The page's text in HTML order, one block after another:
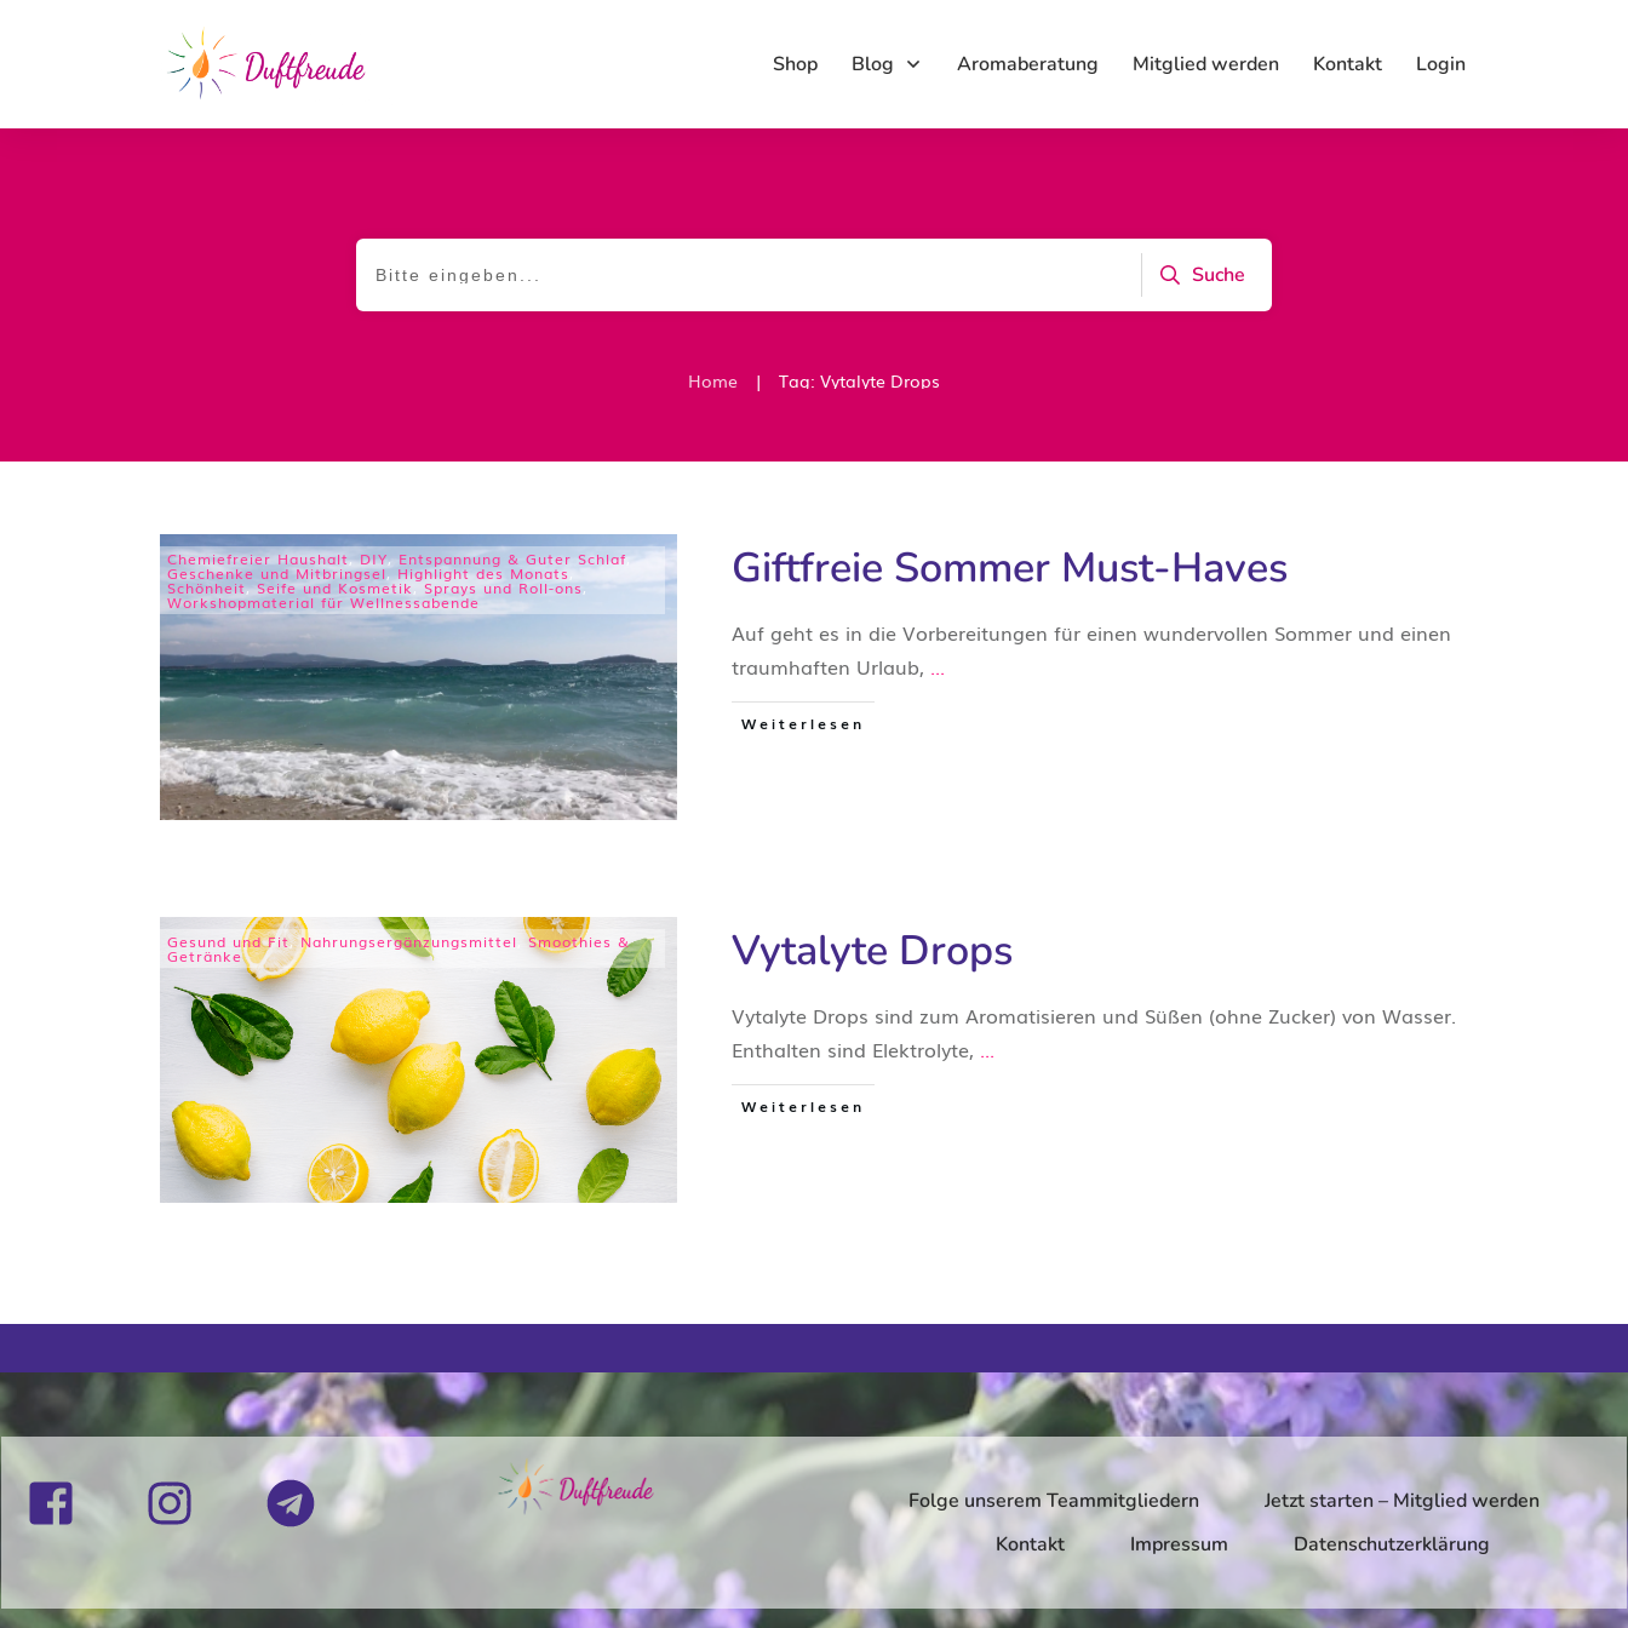
Shop Blog Aromaberatung Mitglied werden Kontakt Login
Suche
Home | Tag: Vytalyte Drops
Chemiefreier Haushalt,DIY,Entspannung & Guter Schlaf,
Geschenke und Mitbringsel, Highlight des Monats,
Schönheit,Seife und Kosmetik,Sprays und Roll-ons,
Workshopmaterial für Wellnessabende
Giftfreie Sommer Must-Haves
Auf geht es in die Vorbereitungen für einen wundervollen Sommer und einen
traumhaften Urlaub, ...
Weiterlesen
Gesund und Fit,Nahrungsergänzungsmittel ,Smoothies &
Getränke Vytalyte Drops
Vytalyte Drops sind zum Aromatisieren und Süßen (ohne Zucker) von Wasser.
Enthalten sind Elektrolyte, ...
Weiterlesen
Folge unserem Teammitgliedern
Jetzt starten – Mitglied werden
Kontakt
Impressum Datenschutzerklärung